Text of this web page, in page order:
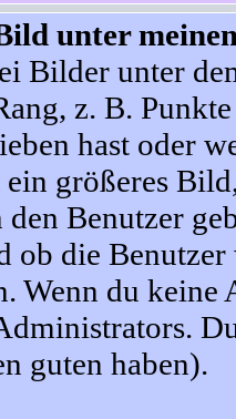
unter
Bilder unter
z. B.
hast oder
größeres
Benutzer
ob die
Wenn du keine
guten haben).